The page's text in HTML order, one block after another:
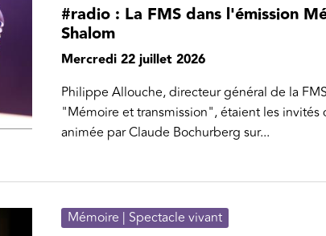
#radio : La FMS dans l'émission
Shalom
Mercredi 22 juillet 2026
Philippe Allouche, directeur général de la
"Mémoire et transmission", étaient les
animée par Claude Bochurberg sur...
Mémoire | Spectacle vivant